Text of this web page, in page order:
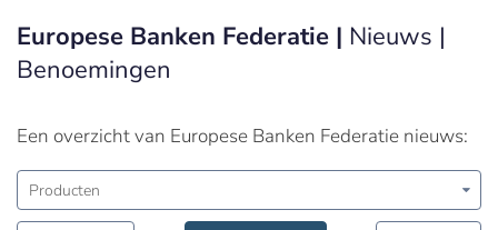
Europese Banken Federatie | Nieuws |
Benoemingen
Een overzicht van Europese Banken Federatie nieuws:
Producten